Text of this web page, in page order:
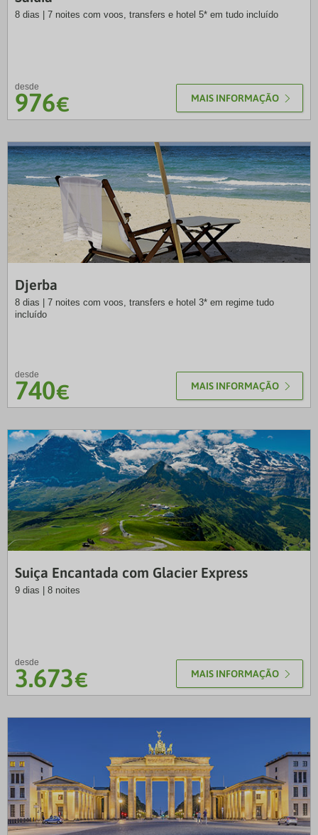
8 dias | 7 noites com voos, transfers e hotel 5* em tudo incluído
desde
976€ MAIS INFORMAÇÃO
Djerba
8 dias | 7 noites com voos, transfers e hotel 3* em regime tudo
incluído
desde
740€ MAIS INFORMAÇÃO
Suiça Encantada com Glacier Express
9 dias | 8 noites
desde
3.673€ MAIS INFORMAÇÃO